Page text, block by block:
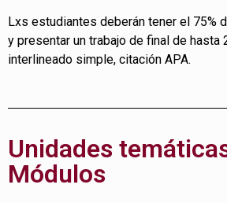
Lxs estudiantes deberán tener el 75%
y presentar un trabajo de final de hasta
interlineado simple, citación APA.
Unidades
Módulos